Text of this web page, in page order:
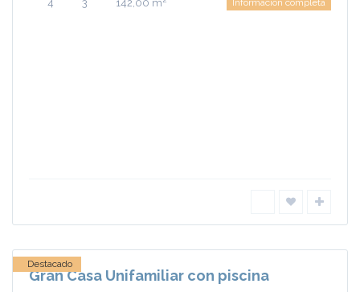
4 3 142,00 m Información completa
Ciudad
Destacado
Gran Casa Unifamiliar con piscina